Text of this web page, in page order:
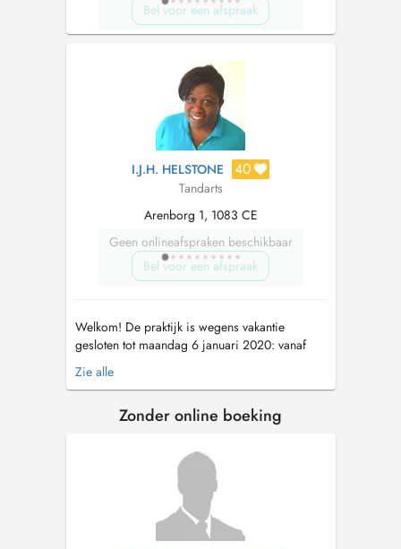
Bel voor een afspraak
I.J.H. HELSTONE 40
Tandarts
Arenborg 1, 1083 CE
Geen onlineafspraken beschikbaar
Bel voor een afspraak
Welkom! De praktijk is wegens vakantie
gesloten tot maandag 6 januari 2020: vanaf
10.00 uur zijn wij weer telefonisch bereikbaar
Dit is de online agenda van Tandarts Helstone
Patiënten van mevrouw Helstone zijn in de
Zie alle
Zonder online boeking